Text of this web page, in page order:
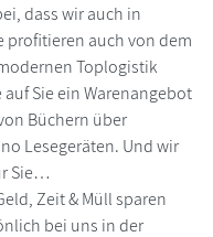
dass wir auch in
auch von dem
Toplogistik
Sie ein Warenangebot
Büchern über
Lesegeräten. Und wir
Sie…
Zeit & Müll sparen
bei uns in der